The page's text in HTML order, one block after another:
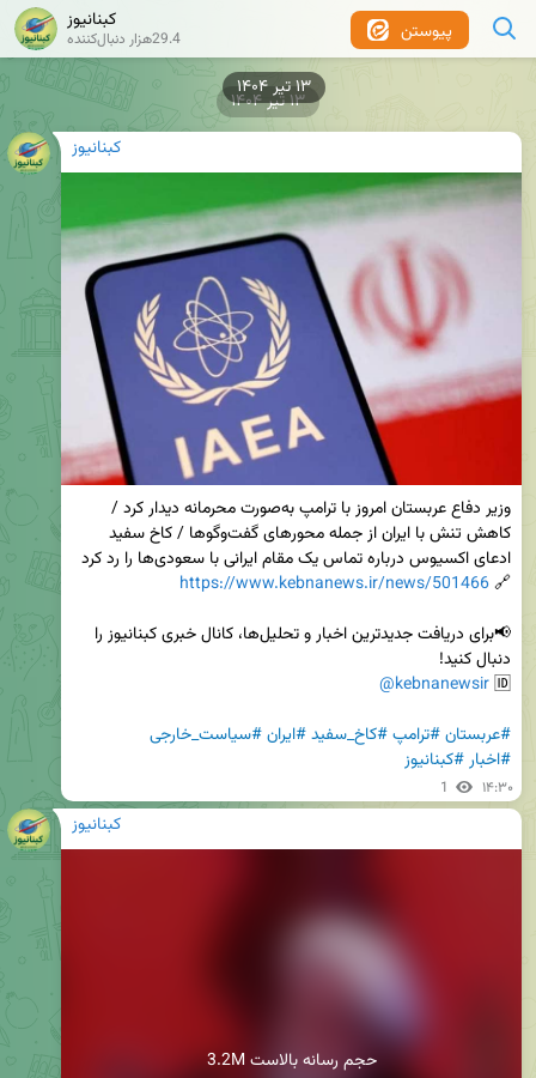
پیوستن کبنانیوز
29.4هزار دنبال‌کننده
کبنانیوز
🔗
https://www.kebnanews.ir/news/501466
🆔
@kebnanewsir
#عربستان#ترامپ#کاخ_سفید#ایران#سیاست_خارجی
#اخبار#کبنانیوز
1 ۱۴:۳۰
۱۳ تیر ۱۴۰۴
کبنانیوز
3.2M حجم رسانه بالاست